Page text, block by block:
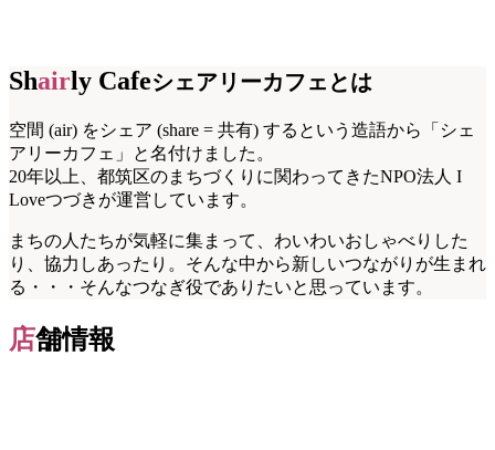
Shairly Cafeシェアリーカフェとは
空間 (air) をシェア (share = 共有) するという造語から「シェ
アリーカフェ」と名付けました。
20年以上、都筑区のまちづくりに関わってきたNPO法人 I
Loveつづきが運営しています。
まちの人たちが気軽に集まって、わいわいおしゃべりした
り、協力しあったり。そんな中から新しいつながりが生まれ
る・・・そんなつなぎ役でありたいと思っています。
店舗情報